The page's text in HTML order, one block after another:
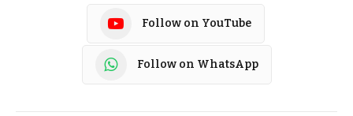
Follow on YouTube
Follow on WhatsApp